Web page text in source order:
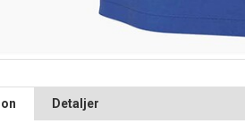
Detaljer